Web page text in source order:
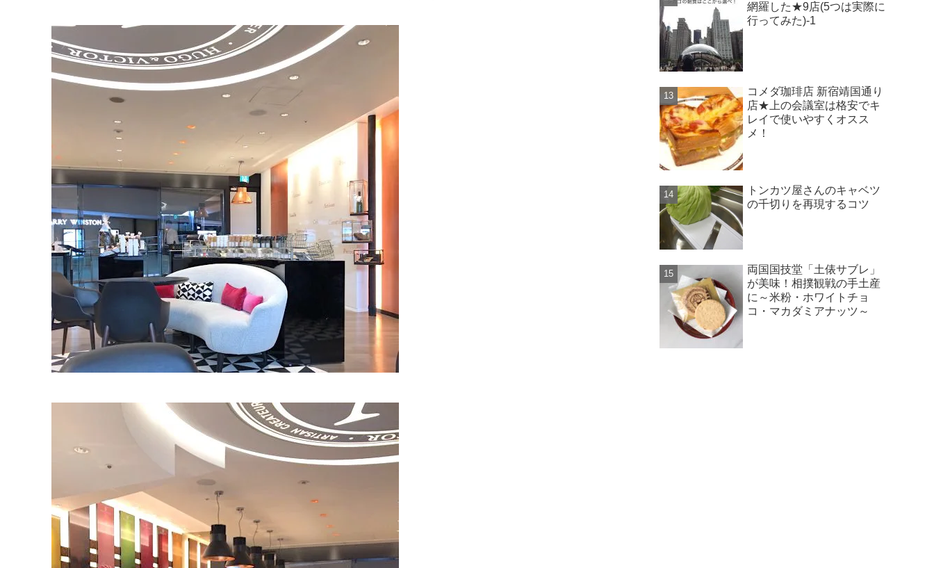
網羅した★9店(5つは実際に
行ってみた)-1
コメダ珈琲店 新宿靖国通り
店★上の会議室は格安でキ
レイで使いやすくオスス
メ！
トンカツ屋さんのキャベツ
の千切りを再現するコツ
両国国技堂「土俵サブレ」
が美味！相撲観戦の手土産
に～米粉・ホワイトチョ
コ・マカダミアナッツ～